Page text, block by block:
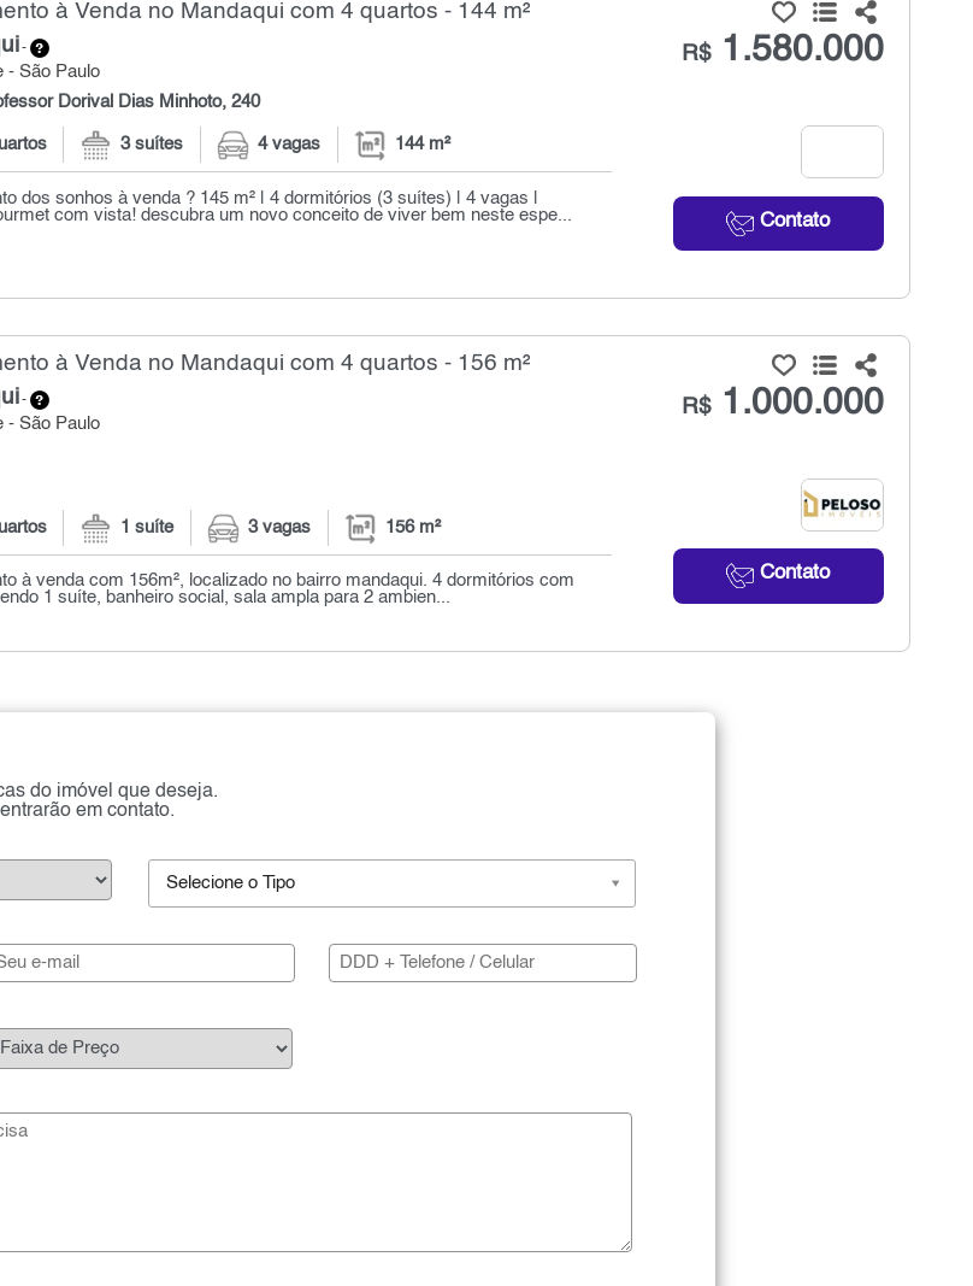
à Venda no Mandaqui com 4 quartos - 144 m²
-
- São Paulo
Dorival Dias Minhoto, 240
R$1.580.000
Contato
3 suítes 4 vagas 144 m²
dos sonhos à venda ? 145 m² | 4 dormitórios (3 suítes) | 4 vagas |
com vista! descubra um novo conceito de viver bem neste espe...
à Venda no Mandaqui com 4 quartos - 156 m²
-
- São Paulo
R$1.000.000
Contato
1 suíte 3 vagas 156 m²
à venda com 156m², localizado no bairro mandaqui. 4 dormitórios com
1 suíte, banheiro social, sala ampla para 2 ambien...
do imóvel que deseja.
em contato.
Selecione o Tipo